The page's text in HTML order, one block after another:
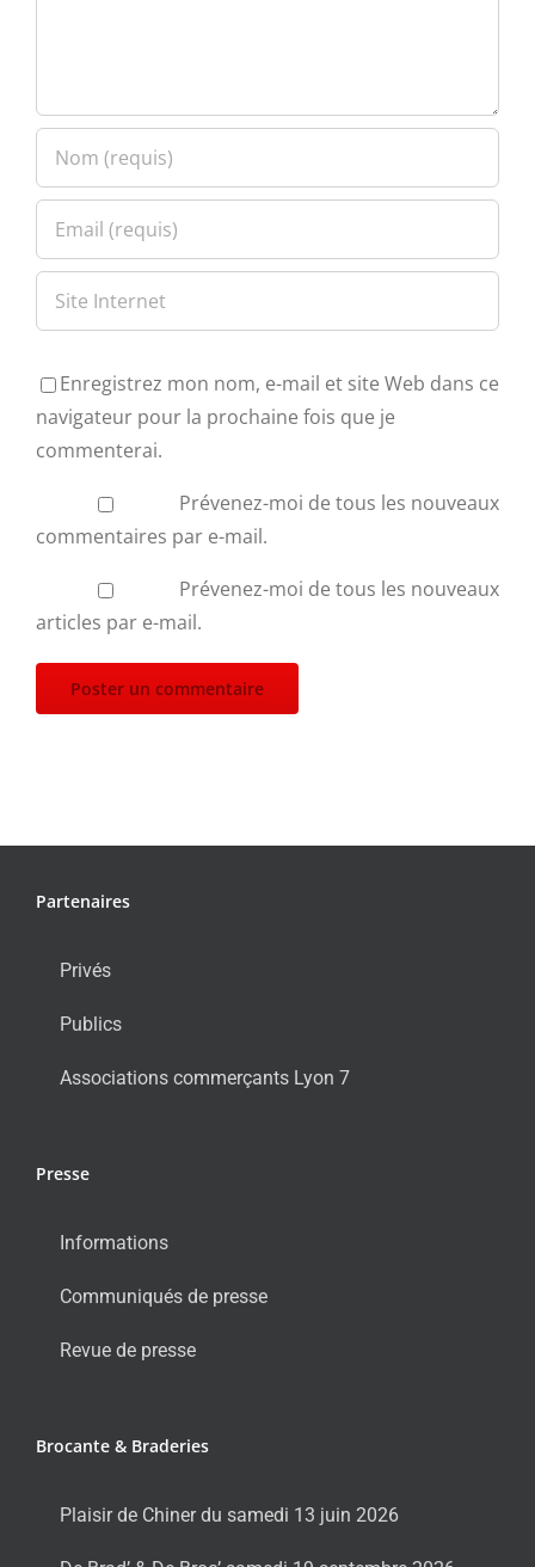
Enregistrez mon nom, e-mail et site Web dans ce
navigateur pour la prochaine fois que je
commenterai.
Prévenez-moi de tous les nouveaux
commentaires par e-mail.
Prévenez-moi de tous les nouveaux
articles par e-mail.
Partenaires
Privés
Publics
Associations commerçants Lyon 7
Presse
Informations
Communiqués de presse
Revue de presse
Brocante & Braderies
Plaisir de Chiner du samedi 13 juin 2026